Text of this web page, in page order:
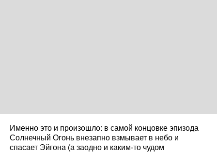
Именно это и произошло: в самой концовке эпизода
Солнечный Огонь внезапно взмывает в небо и
спасает Эйгона (а заодно и каким-то чудом